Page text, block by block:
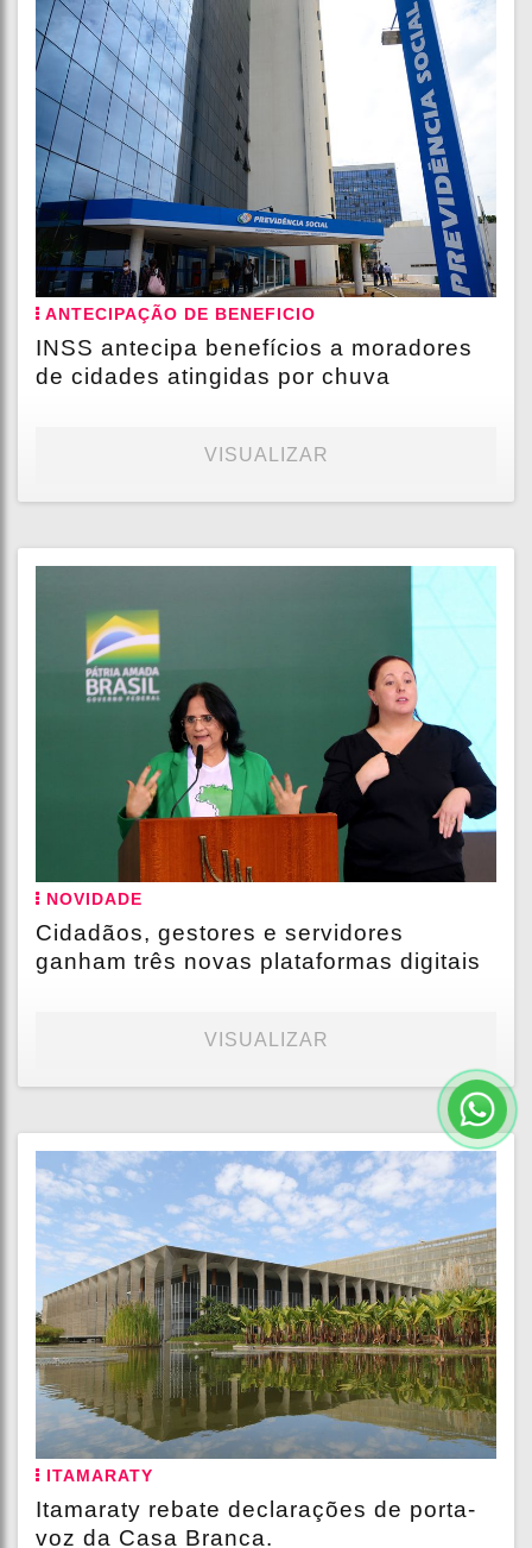
ANTECIPAÇÃO DE BENEFICIO
INSS antecipa benefícios a moradores
de cidades atingidas por chuva
VISUALIZAR
NOVIDADE
Cidadãos, gestores e servidores
ganham três novas plataformas digitais
VISUALIZAR
ITAMARATY
Itamaraty rebate declarações de porta-
voz da Casa Branca.